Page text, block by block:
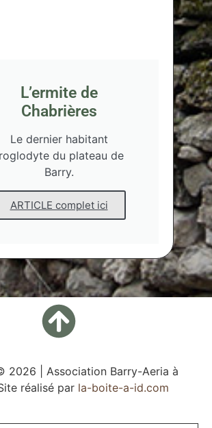
L’ermite de
Chabrières
Le dernier habitant
du plateau de
Barry.
ARTICLE complet ici
2026 | Association Barry-Aeria à
réalisé par la-boite-a-id.com